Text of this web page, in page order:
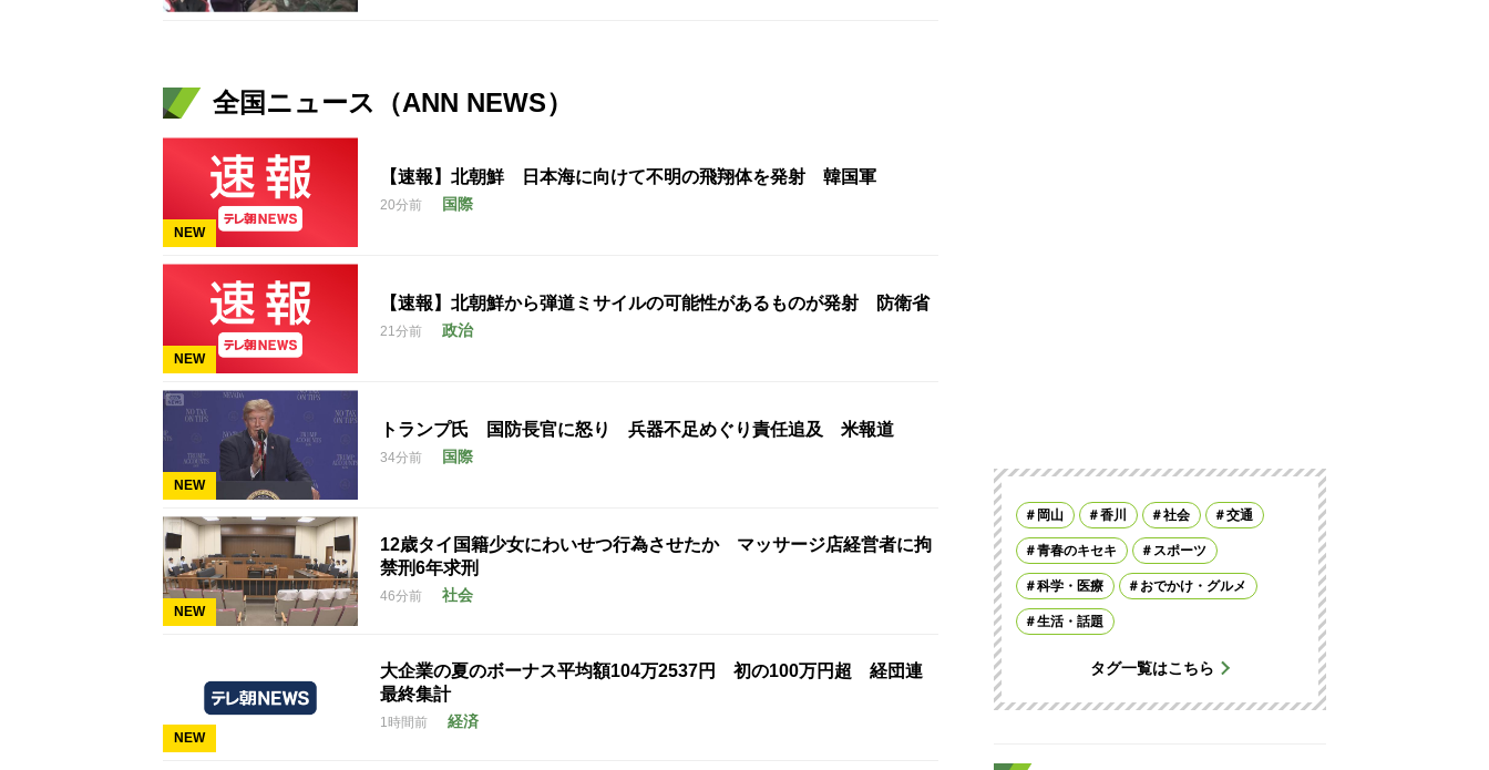
全国ニュース（ANN NEWS）
NEW
【速報】北朝鮮 日本海に向けて不明の飛翔体を発射 韓国軍
20分前 国際
NEW
【速報】北朝鮮から弾道ミサイルの可能性があるものが発射 防衛省
21分前 政治
NEW
トランプ氏 国防長官に怒り 兵器不足めぐり責任追及 米報道
34分前 国際
NEW
12歳タイ国籍少女にわいせつ行為させたか マッサージ店経営者に拘
禁刑6年求刑
46分前 社会
NEW
大企業の夏のボーナス平均額104万2537円 初の100万円超 経団連
最終集計
1時間前 経済
岡山 香川 社会 交通
青春のキセキ スポーツ
科学・医療 おでかけ・グルメ
生活・話題
タグ一覧はこちら